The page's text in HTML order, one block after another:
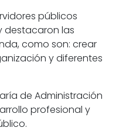
públicos
destacaron las
como son: crear
y diferentes
de Administración
profesional y